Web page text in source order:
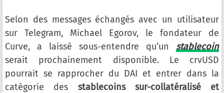
Selon des messages échangés avec un utilisateur
sur Telegram, Michael Egorov, le fondateur de
Curve, a laissé sous-entendre qu’un stablecoin
serait prochainement disponible. Le crvUSD
pourrait se rapprocher du DAI et entrer dans la
catégorie des stablecoins sur-collatéralisé et